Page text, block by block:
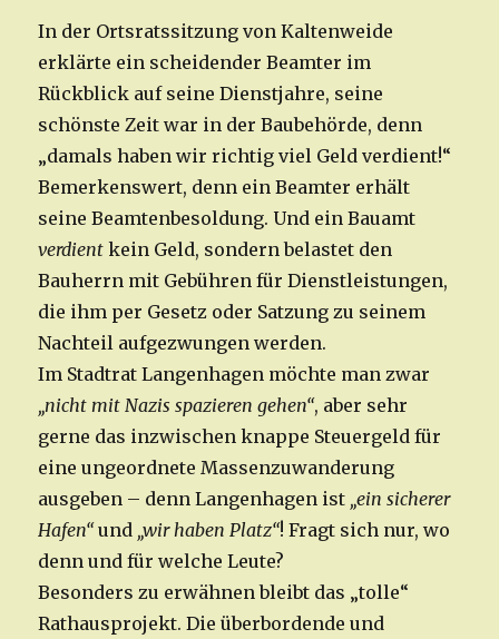
In der Ortsratssitzung von Kaltenweide
erklärte ein scheidender Beamter im
Rückblick auf seine Dienstjahre, seine
schönste Zeit war in der Baubehörde, denn
„damals haben wir richtig viel Geld verdient!“
Bemerkenswert, denn ein Beamter erhält
seine Beamtenbesoldung. Und ein Bauamt
verdient kein Geld, sondern belastet den
Bauherrn mit Gebühren für Dienstleistungen,
die ihm per Gesetz oder Satzung zu seinem
Nachteil aufgezwungen werden.
Im Stadtrat Langenhagen möchte man zwar
„nicht mit Nazis spazieren gehen“, aber sehr
gerne das inzwischen knappe Steuergeld für
eine ungeordnete Massenzuwanderung
ausgeben – denn Langenhagen ist „ein sicherer
Hafen“und „wir haben Platz“! Fragt sich nur, wo
denn und für welche Leute?
Besonders zu erwähnen bleibt das „tolle“
Rathausprojekt. Die überbordende und